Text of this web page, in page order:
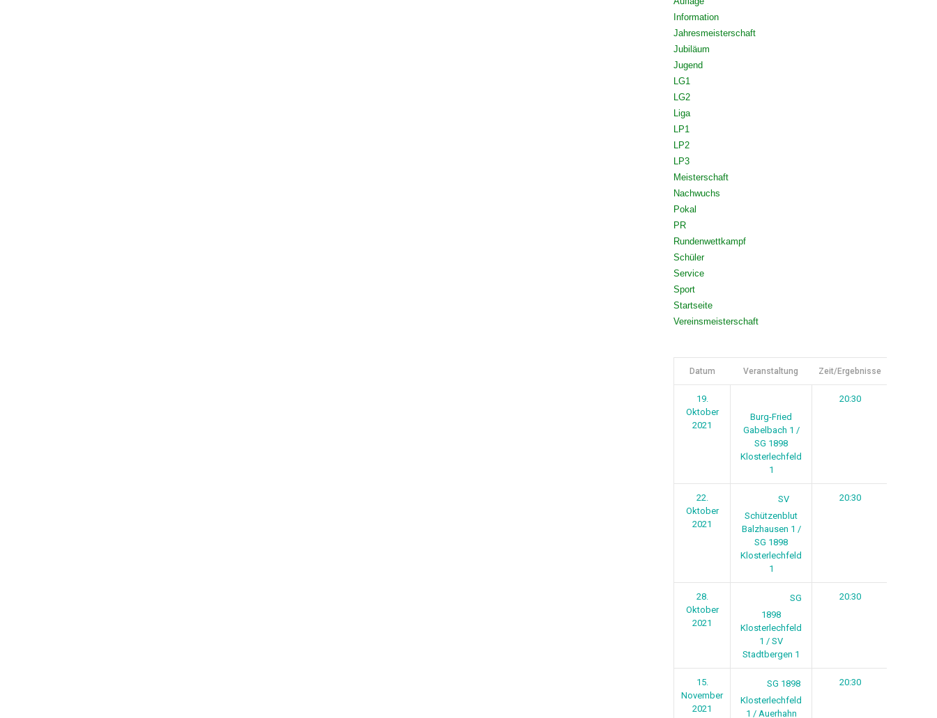
Information
Jahresmeisterschaft
Jubiläum
Jugend
LG1
LG2
Liga
LP1
LP2
LP3
Meisterschaft
Nachwuchs
Pokal
PR
Rundenwettkampf
Schüler
Service
Sport
Startseite
Vereinsmeisterschaft
Datum Veranstaltung Zeit/Ergebnisse
19.
Oktober
2021
Burg-Fried
Gabelbach 1 /
SG 1898
Klosterlechfeld
1
20:30
22.
Oktober
2021
SV
Schützenblut
Balzhausen 1 /
SG 1898
Klosterlechfeld
1
20:30
28.
Oktober
2021
SG
1898
Klosterlechfeld
1 / SV
Stadtbergen 1
20:30
15.
November
2021
SG 1898
Klosterlechfeld
1 / Auerhahn
20:30